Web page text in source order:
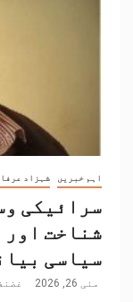
اہم خبریں شہزاد
سرائیکی
شناخت اور
سیاسی
مئی 26, 2026